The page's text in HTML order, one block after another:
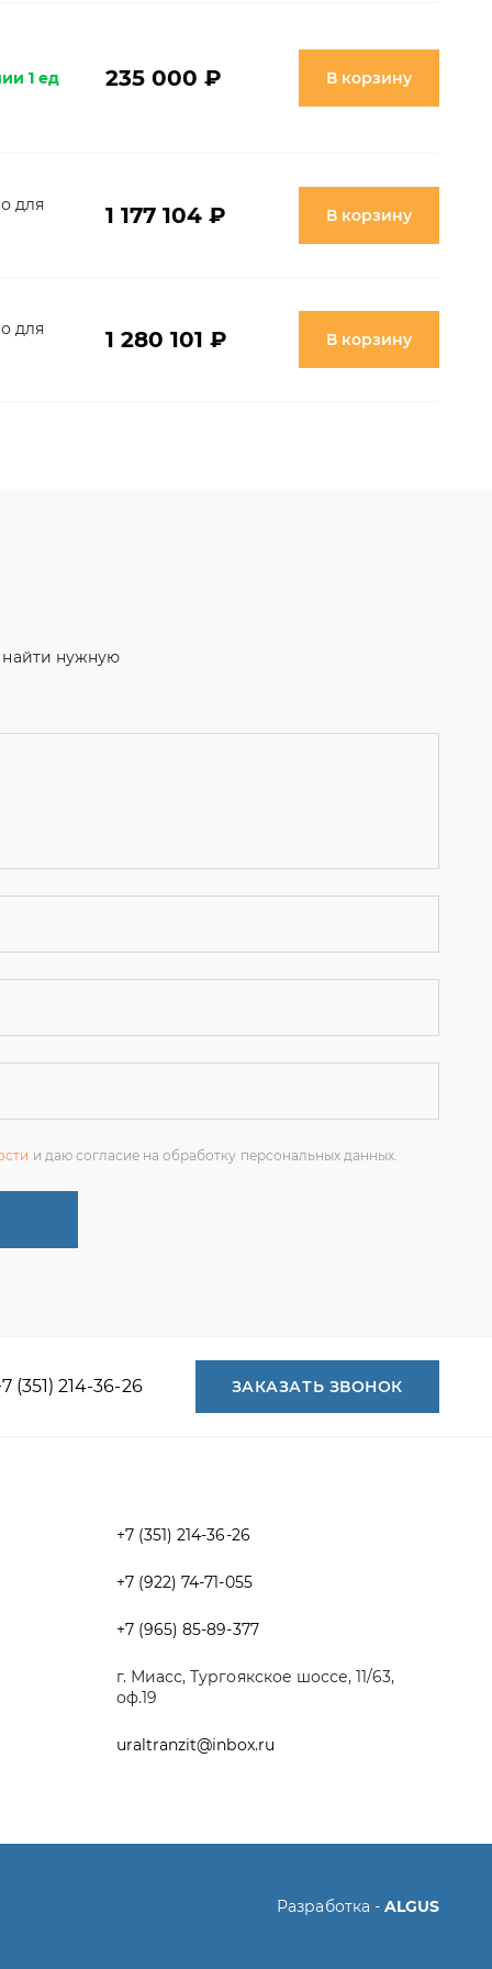
1 ед 235 000 ₽ В корзину
для
1 177 104 ₽ В корзину
для
1 280 101 ₽ В корзину
нужную
+7 (351) 214-36-26
оф.19
uraltranzit@inbox.ru